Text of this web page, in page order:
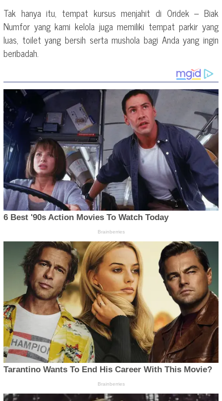
Tak hanya itu, tempat kursus menjahit di Oridek – Biak
Numfor yang kami kelola juga memiliki tempat parkir yang
luas, toilet yang bersih serta mushola bagi Anda yang ingin
beribadah.